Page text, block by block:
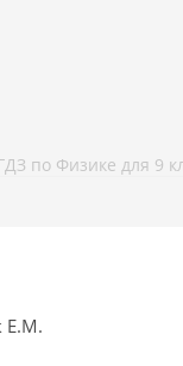
по Физике для 9
Е.М.